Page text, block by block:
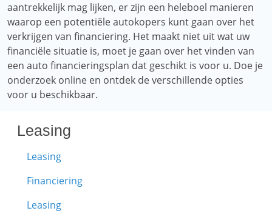
aantrekkelijk mag lijken, er zijn een heleboel manieren
waarop een potentiële autokopers kunt gaan over het
verkrijgen van financiering. Het maakt niet uit wat uw
financiële situatie is, moet je gaan over het vinden van
een auto financieringsplan dat geschikt is voor u. Doe je
onderzoek online en ontdek de verschillende opties
voor u beschikbaar.
Leasing
Leasing
Financiering
Leasing